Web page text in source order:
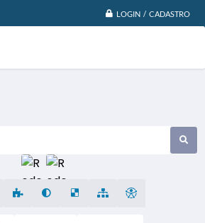
LOGIN / CADASTRO